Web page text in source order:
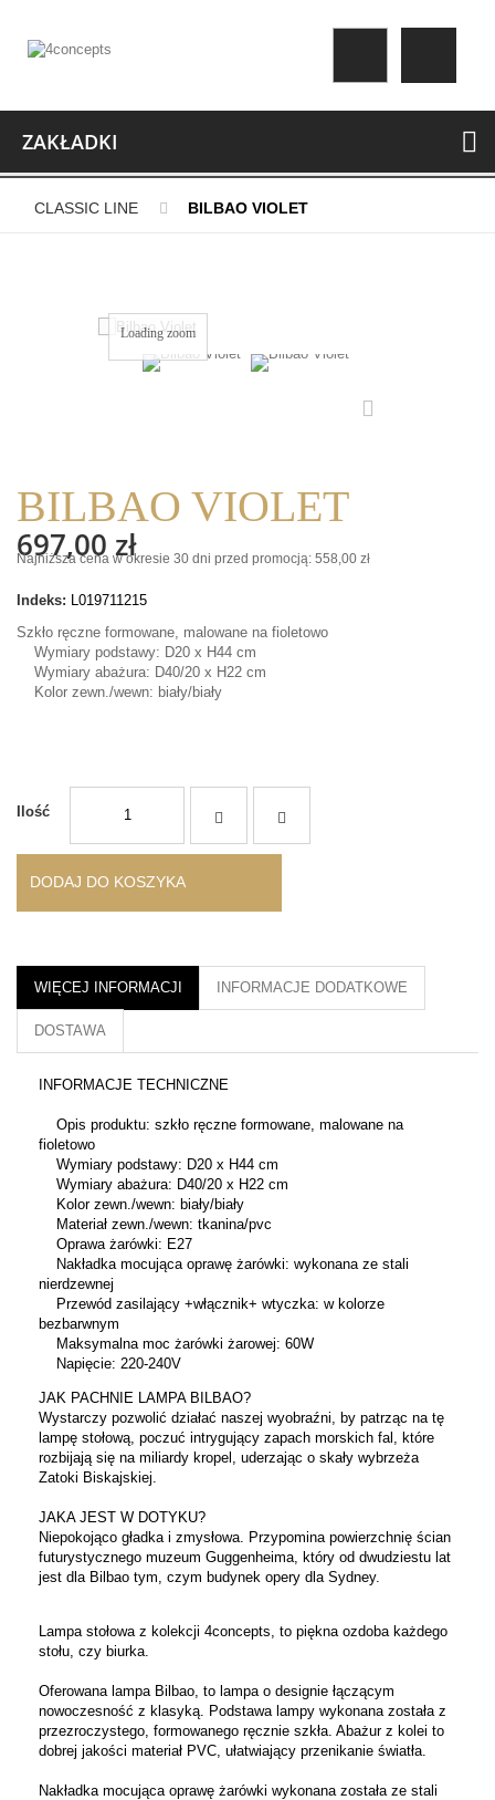
ZAKŁADKI
CLASSIC LINE BILBAO VIOLET
Loading zoom
BILBAO VIOLET
697,00 zł
Najniższa cena w okresie 30 dni przed promocją: 558,00 zł
Indeks: L019711215
Szkło ręczne formowane, malowane na fioletowo
Wymiary podstawy: D20 x H44 cm
Wymiary abażura: D40/20 x H22 cm
Kolor zewn./wewn: biały/biały
Ilość
DODAJ DO KOSZYKA
WIĘCEJ INFORMACJI INFORMACJE DODATKOWE
DOSTAWA
INFORMACJE TECHNICZNE
Opis produktu: szkło ręczne formowane, malowane na
fioletowo
Wymiary podstawy: D20 x H44 cm
Wymiary abażura: D40/20 x H22 cm
Kolor zewn./wewn: biały/biały
Materiał zewn./wewn: tkanina/pvc
Oprawa żarówki: E27
Nakładka mocująca oprawę żarówki: wykonana ze stali
nierdzewnej
Przewód zasilający +włącznik+ wtyczka: w kolorze
bezbarwnym
Maksymalna moc żarówki żarowej: 60W
Napięcie: 220-240V
JAK PACHNIE LAMPA BILBAO?
Wystarczy pozwolić działać naszej wyobraźni, by patrząc na tę
lampę stołową, poczuć intrygujący zapach morskich fal, które
rozbijają się na miliardy kropel, uderzając o skały wybrzeża
Zatoki Biskajskiej.
JAKA JEST W DOTYKU?
Niepokojąco gładka i zmysłowa. Przypomina powierzchnię ścian
futurystycznego muzeum Guggenheima, który od dwudziestu lat
jest dla Bilbao tym, czym budynek opery dla Sydney.
Lampa stołowa z kolekcji 4concepts, to piękna ozdoba każdego
stołu, czy biurka.
Oferowana lampa Bilbao, to lampa o designie łączącym
nowoczesność z klasyką. Podstawa lampy wykonana została z
przezroczystego, formowanego ręcznie szkła. Abażur z kolei to
dobrej jakości materiał PVC, ułatwiający przenikanie światła.
Nakładka mocująca oprawę żarówki wykonana została ze stali